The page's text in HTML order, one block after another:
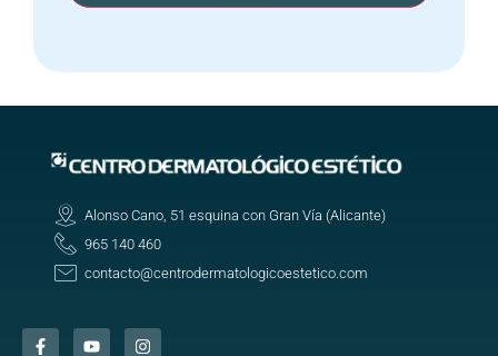
Alonso Cano, 51 esquina con Gran Vía (Alicante)
965 140 460
contacto@centrodermatologicoestetico.com